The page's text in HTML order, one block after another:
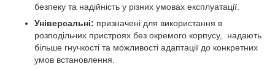
безпеку та надійність у різних умовах експлуатації.
Універсальні: призначені для використання в
розподільчих пристроях без окремого корпусу, надають
більше гнучкості та можливості адаптації до конкретних
умов встановлення.